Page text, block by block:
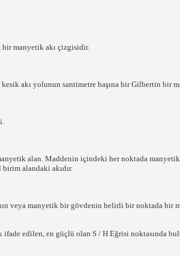
manyetik akı çizgisidir.
akı yolunun santimetre başına bir Gilbertin bir
alan. Maddenin içindeki her noktada
alandaki akıdır.
veya manyetik bir gövdenin belirli bir noktada
ifade edilen, en güçlü olan S / H Eğrisi noktasında